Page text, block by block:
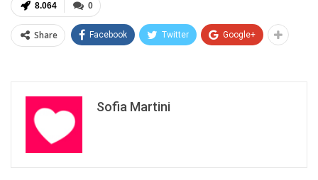
0
8.064
Share Facebook Twitter Google+
Sofia Martini